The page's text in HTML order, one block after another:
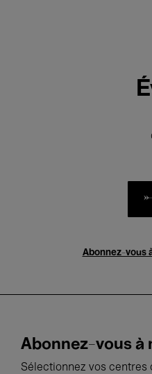
Abonnez-vous
Abonnez-vous à
Sélectionnez vos